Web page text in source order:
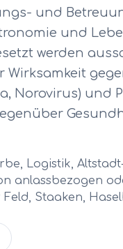
und
und
werden
Norovirus) und
Logistik,
anlassbezogen
Staaken,